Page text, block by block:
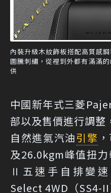
內裝升級木紋飾板搭配高質感
圖騰刺繡，從裡到外都有滿滿
供
中國新年式三菱
部以及售價進行調整
自然進氣汽油引擎
及26.0kgm峰值扭
Ⅱ五速手自排變
Select 4WD（SS4-